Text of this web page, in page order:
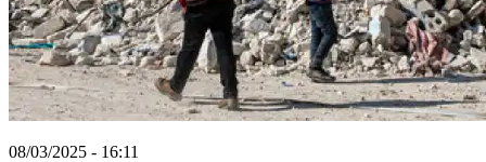
08/03/2025 - 16:11